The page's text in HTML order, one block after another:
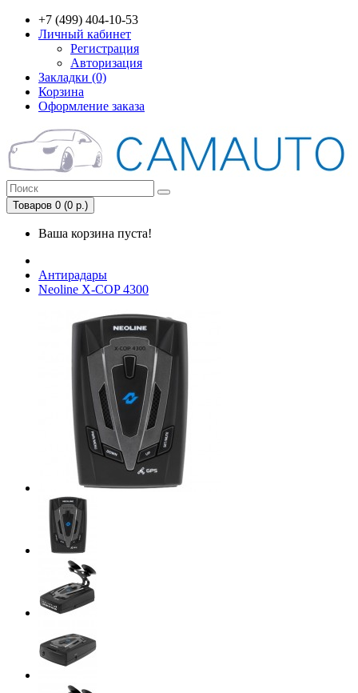
+7 (499) 404-10-53
Личный кабинет
Регистрация
Авторизация
Закладки (0)
Корзина
Оформление заказа
Товаров 0 (0 р.)
Ваша корзина пуста!
Антирадары
Neoline X-COP 4300